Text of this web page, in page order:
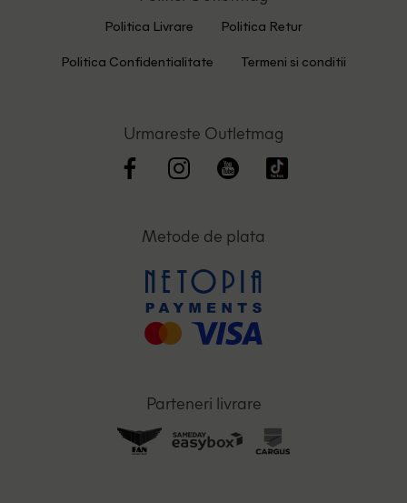
Politica Livrare Politica Retur
Politica Confidentialitate Termeni si conditii
Urmareste Outletmag
Metode de plata
Parteneri livrare